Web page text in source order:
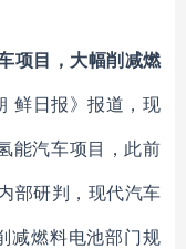
项目，大幅削减燃
鲜日报》报道，现
能汽车项目，此前
部研判，现代汽车
减燃料电池部门规